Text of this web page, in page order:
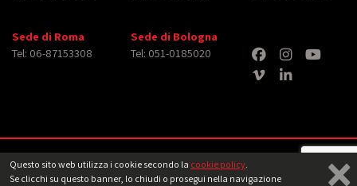
Questo sito web utilizza i cookie secondo la cookie policy.
Se clicchi su questo banner, lo chiudi o prosegui nella navigazione
Sede di Roma
Tel: 06-87153308
Sede di Bologna
Tel: 051-0185020
Copyright © 2026 iMasterArt S.r.l. ‐ All rights reserved. Tutti i diritti relativi ad
immagini e video pubblicati sono dei rispettiviaventi diritto Note legali